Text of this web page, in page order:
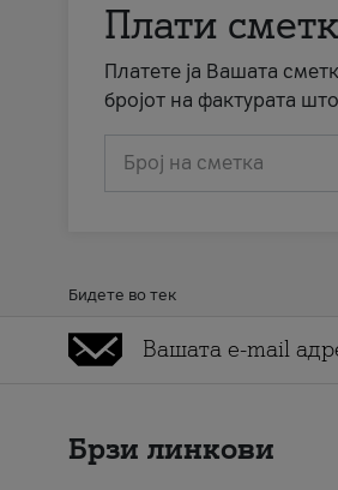
Плати
Платете ја Вашата
бројот на фактурата
Број на сметка
Бидете во тек
Брзи линкови